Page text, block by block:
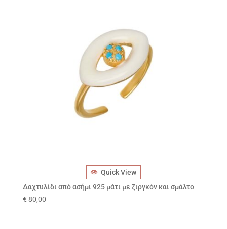
Quick View
Δαχτυλίδι από ασήμι 925 μάτι με ζιργκόν και σμάλτο
€ 80,00